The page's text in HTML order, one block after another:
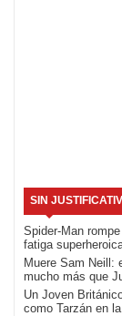
SIN
Spider-Man
fatiga
Muere Sam Neill:
mucho más que
Un Joven
como Tarzán en